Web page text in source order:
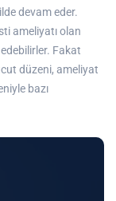
devam eder.
ameliyatı olan
Fakat
düzeni, ameliyat
bazı